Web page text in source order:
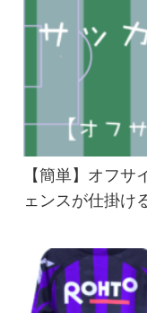
【簡単】オフ
ェンスが仕掛け